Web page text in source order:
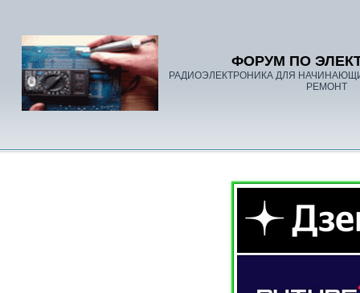
ФОРУМ ПО
РАДИОЭЛЕКТРОНИКА ДЛЯ
РЕМОНТ